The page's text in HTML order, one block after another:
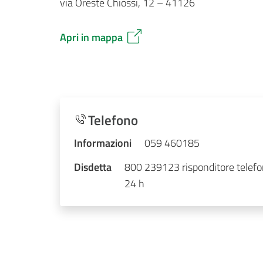
Apri in mappa
Telefono
Informazioni
059 460185
Disdetta
800 239123 risponditore
24 h